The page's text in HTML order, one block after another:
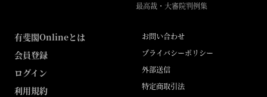
最高裁・大審院判例集
有斐閣Onlineとは
会員登録
ログイン
利用規約
お問い合わせ
プライバシーポリシー
外部送信
特定商取引法